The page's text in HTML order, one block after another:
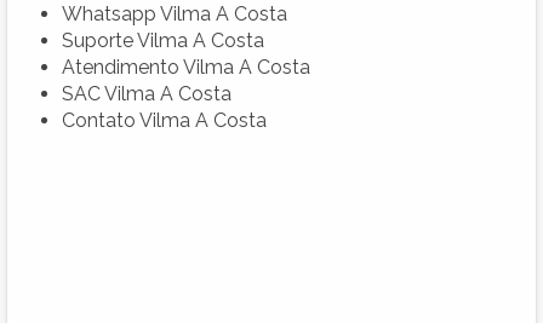
Whatsapp Vilma A Costa
Suporte Vilma A Costa
Atendimento Vilma A Costa
SAC Vilma A Costa
Contato Vilma A Costa